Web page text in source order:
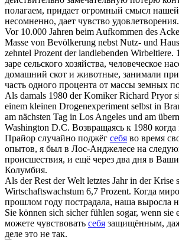
полагаем, придает огромный смысл
несомненно, дает чувство удовлетворения.
Vor 10.000 Jahren beim Aufkommen des
Masse von Bevölkerung nebst Nutz- und
zehntel Prozent der landlebenden Wirbeltiere.
заре сельского хозяйства, человеческое
домашний скот и животные, занимали
часть одного процента от массы земных
Als damals 1980 der Komiker Richard Pryor
einem kleinen Drogenexperiment selbst in
am nächsten Tag in Los Angeles und am
Washington D.C. Возвращаясь к 1980
Прайор случайно поджёг себя во время
опытов, я был в Лос-Анджелесе на
происшествия, и ещё через два дня в
Колумбия.
Als der Rest der Welt letztes Jahr in der Krise
Wirtschaftswachstum 6,7 Prozent. Когда
прошлом году пострадала, наша выросла
Sie können sich sicher fühlen sogar, wenn sie
можете чувствовать себя защищённым,
деле это не так.